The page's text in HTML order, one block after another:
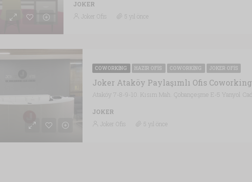
JOKER
Joker Ofis 5 yıl önce
COWORKING HAZIR OFIS COWORKING JOKER OFIS
Joker Ataköy Paylaşımlı Ofis Coworking
JOKER
Joker Ofis 5 yıl önce